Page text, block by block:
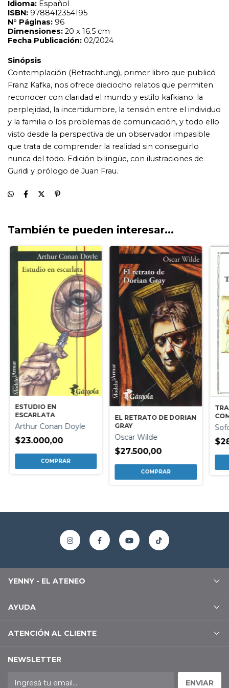
que trata de comprender la realidad sin conseguirlo
nunca del todo. Edición bilingüe, con ilustraciones de
Guridi y prólogo de Juan Frau.
También te pueden interesar...
ESTUDIO EN
ESCARLATA
Arthur Conan Doyle
$23.000,00
EL RETRATO DE DORIAN
GRAY
Oscar Wilde
$27.500,00
YENNY - EL ATENEO
AYUDA
ATENCIÓN AL CLIENTE
NEWSLETTER